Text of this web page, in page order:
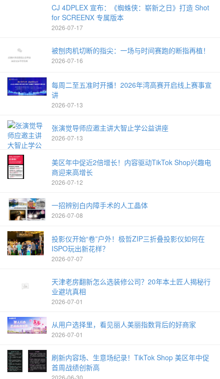
CJ 4DPLEX 宣布：《蜘蛛侠：崭新之日》打造 Shot
for SCREENX 专属版本
2026-07-17
被刨肉机切断的指尖：一场与时间赛跑的断指再植！
2026-07-16
每周二至五准时开播！2026年湾高赛开启线上赛事宣
讲
2026-07-13
张演觉导师应邀主讲大智止学公益讲座
2026-07-13
美区年中促近2倍增长！内容驱动TikTok Shop兴趣电
商迎来高增长
2026-07-12
一招辨别白内障手术的人工晶体
2026-07-08
投影仪开始“卷”户外！极哲ZIP三折叠投影仪如何在
ISPO玩出新花样？
2026-07-07
天津老房翻新怎么选装修公司？20年本土匠人揭秘行
业避坑真相
2026-07-01
从用户选择里，看见丽人美丽指数背后的好商家
2026-07-01
刷新内容场、生意场纪录！TikTok Shop 美区年中促
首周战绩创新高
2026-06-30